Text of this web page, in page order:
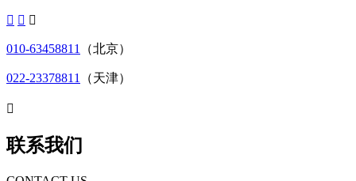
  
010-63458811 （北京）
022-23378811 （天津）

联系我们